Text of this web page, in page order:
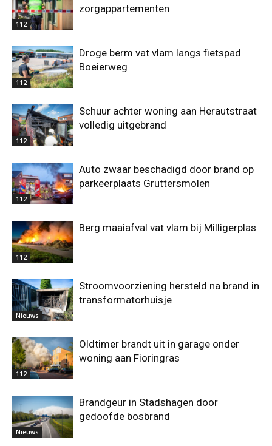
112
zorgappartementen
112
Droge berm vat vlam langs fietspad
Boeierweg
112
Schuur achter woning aan Herautstraat
volledig uitgebrand
112
Auto zwaar beschadigd door brand op
parkeerplaats Gruttersmolen
112
Berg maaiafval vat vlam bij Milligerplas
Nieuws
Stroomvoorziening hersteld na brand in
transformatorhuisje
112
Oldtimer brandt uit in garage onder
woning aan Fioringras
Nieuws
Brandgeur in Stadshagen door
gedoofde bosbrand